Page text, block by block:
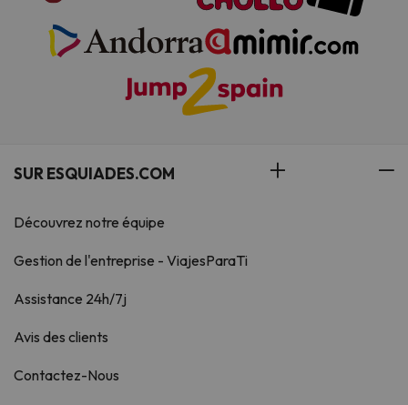
SUR ESQUIADES.COM
Découvrez notre équipe
Gestion de l'entreprise - ViajesParaTi
Assistance 24h/7j
Avis des clients
Contactez-Nous